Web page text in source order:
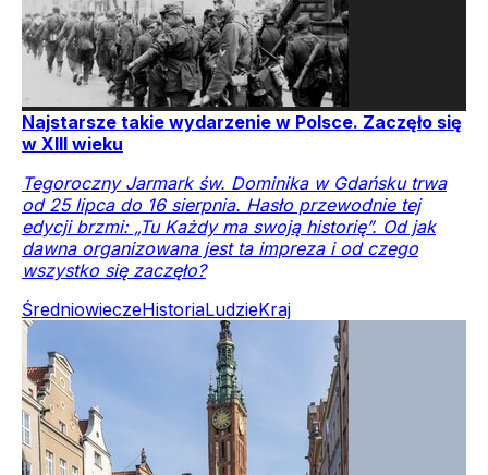
Najstarsze takie wydarzenie w Polsce. Zaczęło się
w XIII wieku
Tegoroczny Jarmark św. Dominika w Gdańsku trwa
od 25 lipca do 16 sierpnia. Hasło przewodnie tej
edycji brzmi: „Tu Każdy ma swoją historię”. Od jak
dawna organizowana jest ta impreza i od czego
wszystko się zaczęło?
ŚredniowieczeHistoriaLudzieKraj